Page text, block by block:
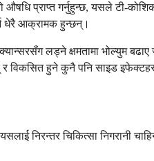
प्राप्त गर्नुहुन्छ, यसले टी-
धेरै आक्रामक हुन्छन्।
लड्ने क्षमतामा भोल्युम
विकसित हुने कुनै पनि साइड
निरन्तर चिकित्सा निगरानी